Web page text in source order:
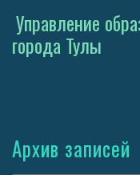
Управление
города Тулы
Архив записей